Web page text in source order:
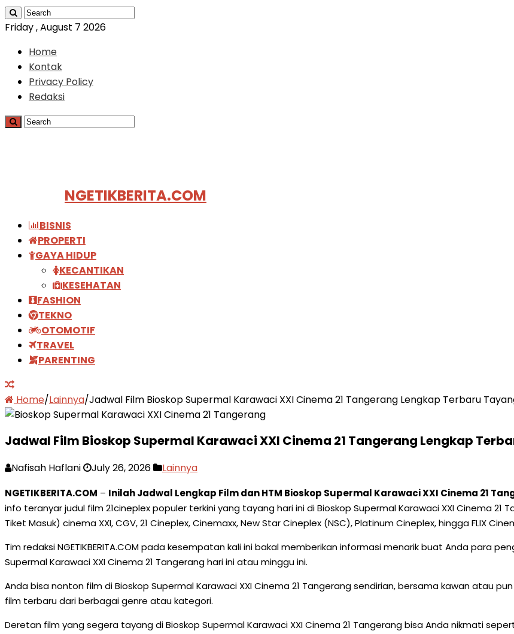
Friday , August 7 2026
Home
Kontak
Privacy Policy
Redaksi
NGETIKBERITA.COM
BISNIS
PROPERTI
GAYA HIDUP
KECANTIKAN
KESEHATAN
FASHION
TEKNO
OTOMOTIF
TRAVEL
PARENTING
Home/Lainnya/Jadwal Film Bioskop Supermal Karawaci XXI Cinema 21 Tangerang Lengkap Terbaru
Jadwal Film Bioskop Supermal Karawaci XXI Cinema 21 Tangerang Lengkap
Nafisah Haflani July 26, 2026 Lainnya
NGETIKBERITA.COM – Inilah Jadwal Lengkap Film dan HTM Bioskop Supermal Karawaci XXI Cinema 21
info teranyar judul film 21cineplex populer terkini yang tayang hari ini di Bioskop Supermal Karawaci XXI Cinema
Tiket Masuk) cinema XXI, CGV, 21 Cineplex, Cinemaxx, New Star Cineplex (NSC), Platinum Cineplex, hingga FLIX
Tim redaksi NGETIKBERITA.COM pada kesempatan kali ini bakal memberikan informasi menarik buat Anda para
Supermal Karawaci XXI Cinema 21 Tangerang hari ini atau minggu ini.
Anda bisa nonton film di Bioskop Supermal Karawaci XXI Cinema 21 Tangerang sendirian, bersama kawan atau
film terbaru dari berbagai genre atau kategori.
Deretan film yang segera tayang di Bioskop Supermal Karawaci XXI Cinema 21 Tangerang bisa Anda nikmati